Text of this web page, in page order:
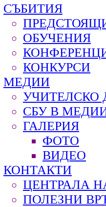
СЪБИТИЯ
ОБУЧЕНИЯ
КОНКУРСИ
МЕДИИ
УЧИТЕЛСКО
СБУ В
ГАЛЕРИЯ
ФОТО
ВИДЕО
КОНТАКТИ
ЦЕНТРАЛА
ПОЛЕЗНИ